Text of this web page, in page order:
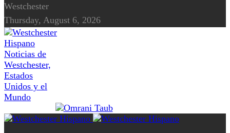
Westchester
Thursday, August 6, 2026
Noticias de
Westchester,
Estados
Unidos y el
Mundo